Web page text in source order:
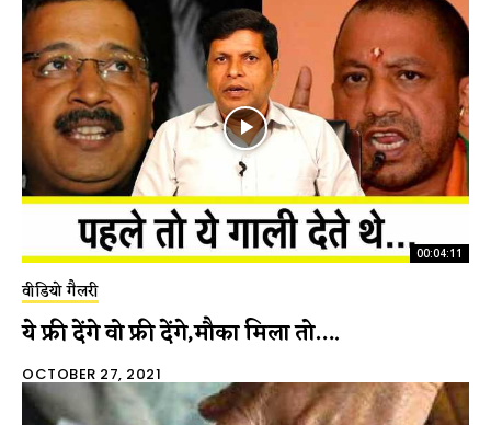
00:04:11
वीडियो गैलरी
ये फ्री देंगे वो फ्री देंगे,मौका मिला तो….
OCTOBER 27, 2021